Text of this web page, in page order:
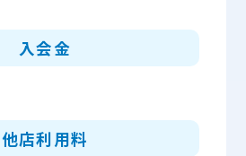
入会金
他店利用料